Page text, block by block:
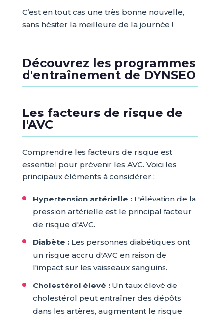
C’est en tout cas une très bonne nouvelle,
sans hésiter la meilleure de la journée !
Découvrez les programmes
d'entraînement de DYNSEO
Les facteurs de risque de
l'AVC
Comprendre les facteurs de risque est
essentiel pour prévenir les AVC. Voici les
principaux éléments à considérer :
Hypertension artérielle :L'élévation de la
pression artérielle est le principal facteur
de risque d'AVC.
Diabète :Les personnes diabétiques ont
un risque accru d'AVC en raison de
l'impact sur les vaisseaux sanguins.
Cholestérol élevé :Un taux élevé de
cholestérol peut entraîner des dépôts
dans les artères, augmentant le risque